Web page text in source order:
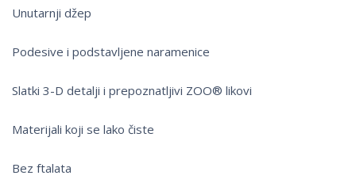
Unutarnji džep
Podesive i podstavljene naramenice
Slatki 3-D detalji i prepoznatljivi ZOO® likovi
Materijali koji se lako čiste
Bez ftalata